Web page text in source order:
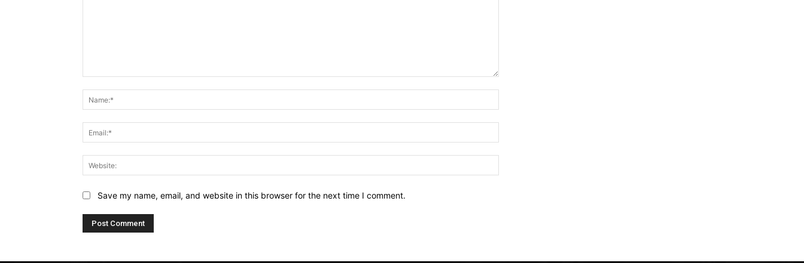
Save my name, email, and website in this browser for the next time I comment.